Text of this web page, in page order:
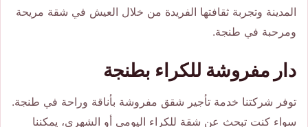
المدينة وتجربة ثقافتها الفريدة من خلال العيش في شقة مريحة
ومرحبة في طنجة.
دار مفروشة للكراء بطنجة
توفر شركتنا خدمة تأجير شقق مفروشة بأناقة وراحة في طنجة.
سواء كنت تبحث عن شقة للكراء اليومي أو الشهري، يمكننا